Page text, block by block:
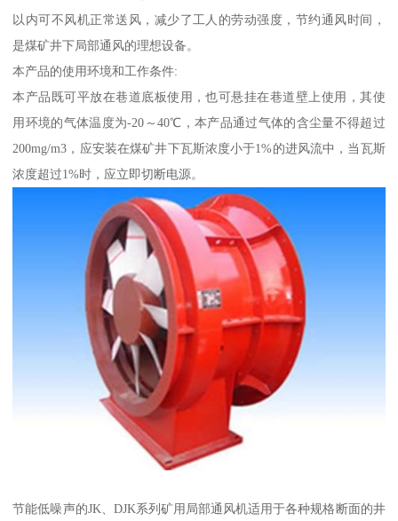
以内可不风机正常送风，减少了工人的劳动强度，节约通风时间，
是煤矿井下局部通风的理想设备。
本产品的使用环境和工作条件:
本产品既可平放在巷道底板使用，也可悬挂在巷道壁上使用，其使
用环境的气体温度为-20～40℃，本产品通过气体的含尘量不得超过
200mg/m3，应安装在煤矿井下瓦斯浓度小于1%的进风流中，当瓦斯
浓度超过1%时，应立即切断电源。
节能低噪声的JK、DJK系列矿用局部通风机适用于各种规格断面的井